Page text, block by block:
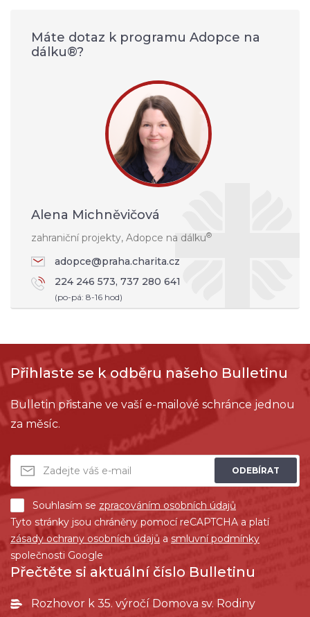
Máte dotaz k programu Adopce na
dálku®?
Alena Michněvičová
zahraniční projekty, Adopce na dálku®
adopce@praha.charita.cz
224 246 573, 737 280 641
(po-pá: 8-16 hod)
Přihlaste se k odběru našeho Bulletinu
Bulletin přistane ve vaší e-mailové schránce jednou
za měsíc.
ODEBÍRAT
Souhlasím se zpracováním osobních údajů
Tyto stránky jsou chráněny pomocí reCAPTCHA a platí
zásady ochrany osobních údajů a smluvní podmínky
společnosti Google
Přečtěte si aktuální číslo Bulletinu
Rozhovor k 35. výročí Domova sv. Rodiny